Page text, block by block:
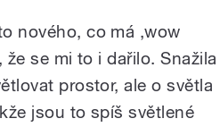
nového, co má ,wow
že se mi to i dařilo. Snažila
prostor, ale o světla
jsou to spíš světlené